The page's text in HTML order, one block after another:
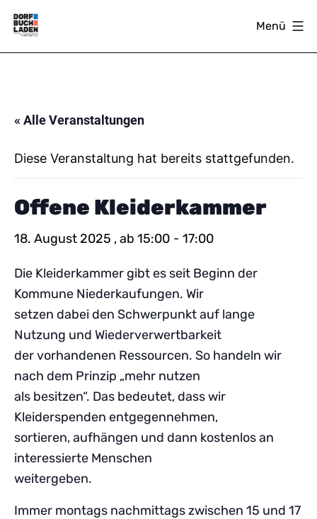
Zum
Inhalt
springen
Menü
« Alle Veranstaltungen
Diese Veranstaltung hat bereits stattgefunden.
Offene Kleiderkammer
18. August 2025 , ab 15:00 - 17:00
Die Kleiderkammer gibt es seit Beginn der
Kommune Niederkaufungen. Wir
setzen dabei den Schwerpunkt auf lange
Nutzung und Wiederverwertbarkeit
der vorhandenen Ressourcen. So handeln wir
nach dem Prinzip „mehr nutzen
als besitzen“. Das bedeutet, dass wir
Kleiderspenden entgegennehmen,
sortieren, aufhängen und dann kostenlos an
interessierte Menschen
weitergeben.
Immer montags nachmittags zwischen 15 und 17